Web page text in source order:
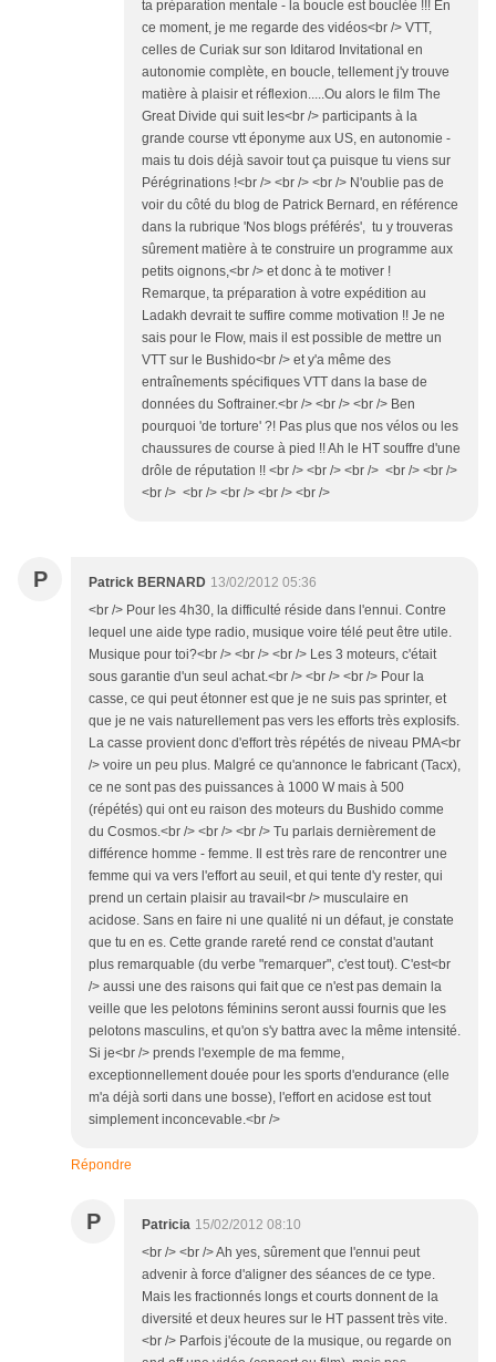
ta préparation mentale - la boucle est bouclée !!! En
ce moment, je me regarde des vidéos<br /> VTT,
celles de Curiak sur son Iditarod Invitational en
autonomie complète, en boucle, tellement j'y trouve
matière à plaisir et réflexion.....Ou alors le film The
Great Divide qui suit les<br /> participants à la
grande course vtt éponyme aux US, en autonomie -
mais tu dois déjà savoir tout ça puisque tu viens sur
Pérégrinations !<br /> <br /> <br /> N'oublie pas de
voir du côté du blog de Patrick Bernard, en référence
dans la rubrique 'Nos blogs préférés', tu y trouveras
sûrement matière à te construire un programme aux
petits oignons,<br /> et donc à te motiver !
Remarque, ta préparation à votre expédition au
Ladakh devrait te suffire comme motivation !! Je ne
sais pour le Flow, mais il est possible de mettre un
VTT sur le Bushido<br /> et y'a même des
entraînements spécifiques VTT dans la base de
données du Softrainer.<br /> <br /> <br /> Ben
pourquoi 'de torture' ?! Pas plus que nos vélos ou les
chaussures de course à pied !! Ah le HT souffre d'une
drôle de réputation !! <br /> <br /> <br /> <br /> <br />
<br /> <br /> <br /> <br /> <br />
P Patrick BERNARD 13/02/2012 05:36
<br /> Pour les 4h30, la difficulté réside dans l'ennui. Contre
lequel une aide type radio, musique voire télé peut être utile.
Musique pour toi?<br /> <br /> <br /> Les 3 moteurs, c'était
sous garantie d'un seul achat.<br /> <br /> <br /> Pour la
casse, ce qui peut étonner est que je ne suis pas sprinter, et
que je ne vais naturellement pas vers les efforts très explosifs.
La casse provient donc d'effort très répétés de niveau PMA<br
/> voire un peu plus. Malgré ce qu'annonce le fabricant (Tacx),
ce ne sont pas des puissances à 1000 W mais à 500
(répétés) qui ont eu raison des moteurs du Bushido comme
du Cosmos.<br /> <br /> <br /> Tu parlais dernièrement de
différence homme - femme. Il est très rare de rencontrer une
femme qui va vers l'effort au seuil, et qui tente d'y rester, qui
prend un certain plaisir au travail<br /> musculaire en
acidose. Sans en faire ni une qualité ni un défaut, je constate
que tu en es. Cette grande rareté rend ce constat d'autant
plus remarquable (du verbe "remarquer", c'est tout). C'est<br
/> aussi une des raisons qui fait que ce n'est pas demain la
veille que les pelotons féminins seront aussi fournis que les
pelotons masculins, et qu'on s'y battra avec la même intensité.
Si je<br /> prends l'exemple de ma femme,
exceptionnellement douée pour les sports d'endurance (elle
m'a déjà sorti dans une bosse), l'effort en acidose est tout
simplement inconcevable.<br />
Répondre
P Patricia 15/02/2012 08:10
<br /> <br /> Ah yes, sûrement que l'ennui peut
advenir à force d'aligner des séances de ce type.
Mais les fractionnés longs et courts donnent de la
diversité et deux heures sur le HT passent très vite.
<br /> Parfois j'écoute de la musique, ou regarde on